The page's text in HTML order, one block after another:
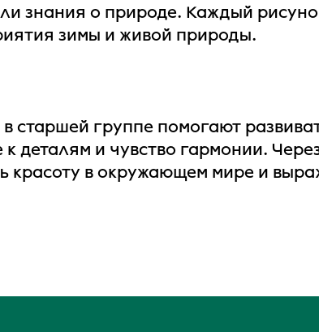
знания о природе. Каждый
зимы и живой природы.
старшей группе помогают
деталям и чувство гармонии.
красоту в окружающем мире и